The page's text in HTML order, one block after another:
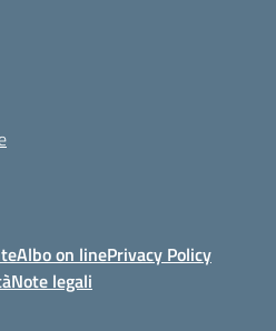
Albo on linePrivacy Policy
Note legali